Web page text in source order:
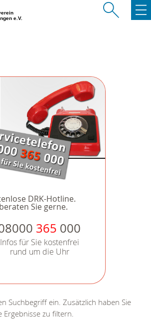
e.V.
DRK-Hotline.
Sie gerne.
365 000
Infos für Sie kostenfrei
rund um die Uhr
Suchbegriff ein. Zusätzlich haben Sie
Ergebnisse zu filtern.